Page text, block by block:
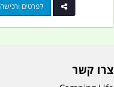
לפרטים ורכישה
צרו קשר